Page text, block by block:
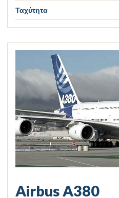
Ταχύτητα
Airbus A380